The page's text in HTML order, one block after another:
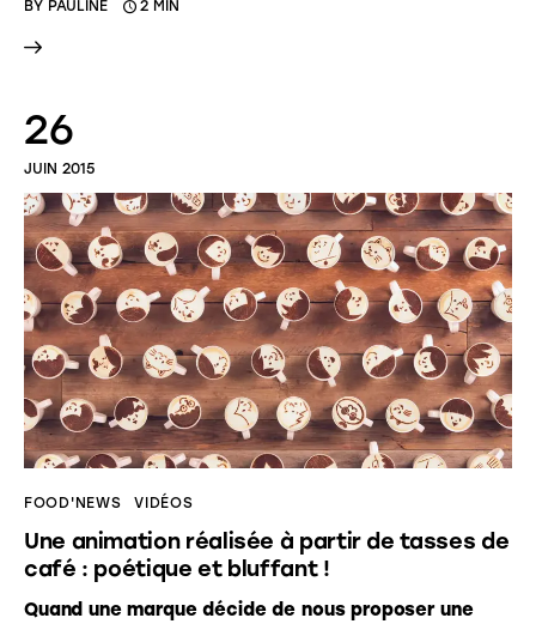
BY PAULINE 2 MIN
26
JUIN 2015
FOOD'NEWS VIDÉOS
Une animation réalisée à partir de tasses de
café : poétique et bluffant !
Quand une marque décide de nous proposer une